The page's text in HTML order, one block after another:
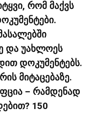
რომ მაქვს
და უახლოეს
დოკუმენტებს.
მიტაცებაზე.
– რამდენად
150